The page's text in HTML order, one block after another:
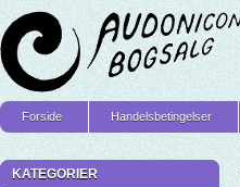
Forside Handelsbetingelser
KATEGORIER